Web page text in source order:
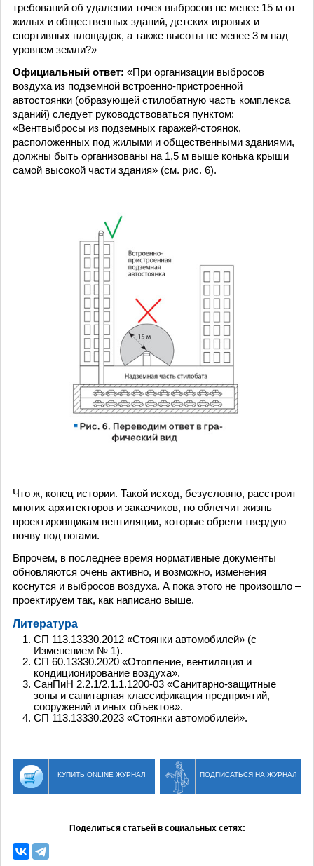
требований об удалении точек выбросов не менее 15 м от
жилых и общественных зданий, детских игровых и
спортивных площадок, а также высоты не менее 3 м над
уровнем земли?»
Официальный ответ: «При организации выбросов
воздуха из подземной встроенно-пристроенной
автостоянки (образующей стилобатную часть комплекса
зданий) следует руководствоваться пунктом:
«Вентвыбросы из подземных гаражей-стоянок,
расположенных под жилыми и общественными зданиями,
должны быть организованы на 1,5 м выше конька крыши
самой высокой части здания» (см. рис. 6).
Что ж, конец истории. Такой исход, безусловно, расстроит
многих архитекторов и заказчиков, но облегчит жизнь
проектировщикам вентиляции, которые обрели твердую
почву под ногами.
Впрочем, в последнее время нормативные документы
обновляются очень активно, и возможно, изменения
коснутся и выбросов воздуха. А пока этого не произошло –
проектируем так, как написано выше.
Литература
СП 113.13330.2012 «Стоянки автомобилей» (с
Изменением № 1).
СП 60.13330.2020 «Отопление, вентиляция и
кондиционирование воздуха».
СанПиН 2.2.1/2.1.1.1200-03 «Санитарно-защитные
зоны и санитарная классификация предприятий,
сооружений и иных объектов».
СП 113.13330.2023 «Стоянки автомобилей».
КУПИТЬ ONLINE ЖУРНАЛ ПОДПИСАТЬСЯ НА ЖУРНАЛ
Поделиться статьей в социальных сетях: